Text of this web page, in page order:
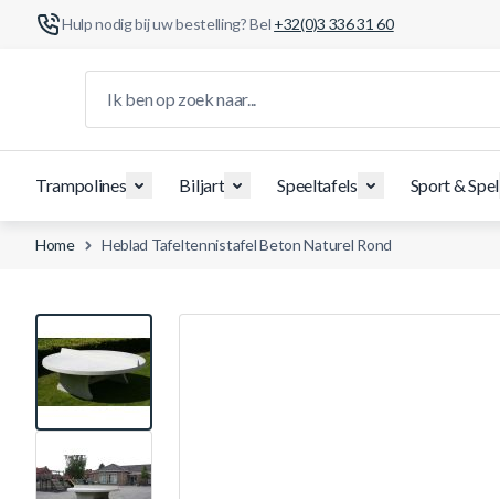
Hulp nodig bij uw bestelling? Bel +32(0)3 336 31 60
Trampolines Biljart Speeltafels Sport & Spel
Home Heblad Tafeltennistafel Beton Naturel Rond
View larger image